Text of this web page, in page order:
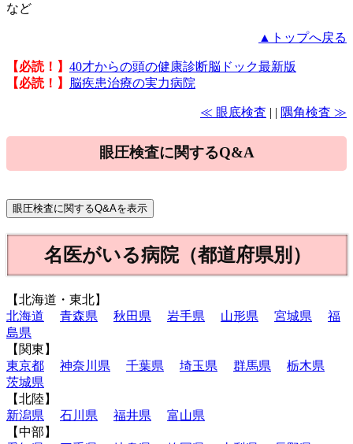
など
▲トップへ戻る
【必読！】 40才からの頭の健康診断脳ドック最新版
【必読！】
脳疾患治療の実力病院
≪ 眼底検査 | | 隅角検査 ≫
眼圧検査に関するQ&A
名医がいる病院（都道府県別）
【北海道・東北】
北海道
青森県 秋田県 岩手県 山形県 宮城県
福
島県
【関東】
東京都
神奈川県 千葉県 埼玉県 群馬県
栃木県
茨城県
【北陸】
新潟県
石川県 福井県
富山県
【中部】